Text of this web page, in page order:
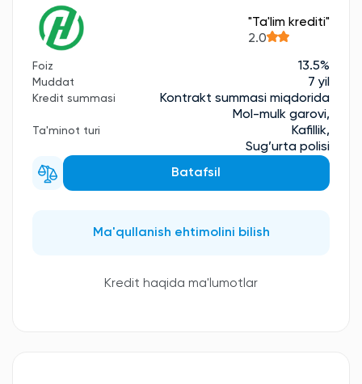
"Ta'lim krediti"
2.0
Foiz 13.5%
Muddat 7 yil
Kredit summasi Kontrakt summasi miqdorida
Ta'minot turi
Mol-mulk garovi,
Kafillik,
Sug’urta polisi
Batafsil
Ma'qullanish ehtimolini bilish
Kredit haqida ma'lumotlar